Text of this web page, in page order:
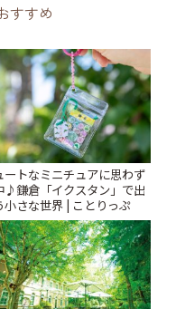
すすめ
ートなミニチュアに思わず
♪鎌倉「イクスタン」で出
小さな世界 | ことりっぷ